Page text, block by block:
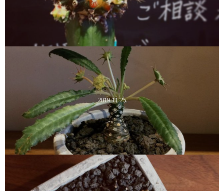
2019-11-25